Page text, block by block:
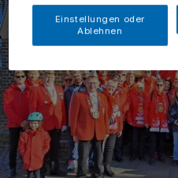
Einstellungen oder
Ablehnen